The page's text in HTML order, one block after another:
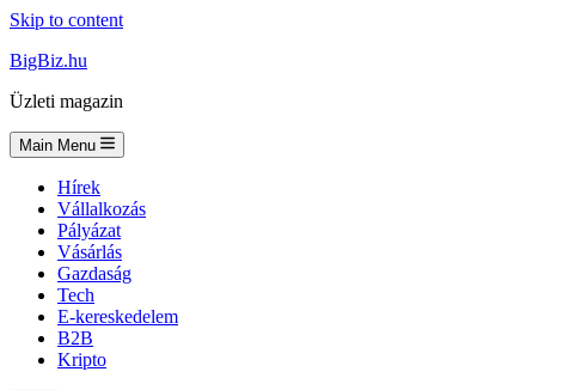
Skip to content
BigBiz.hu
Üzleti magazin
Main Menu
Hírek
Vállalkozás
Pályázat
Vásárlás
Gazdaság
Tech
E-kereskedelem
B2B
Kripto